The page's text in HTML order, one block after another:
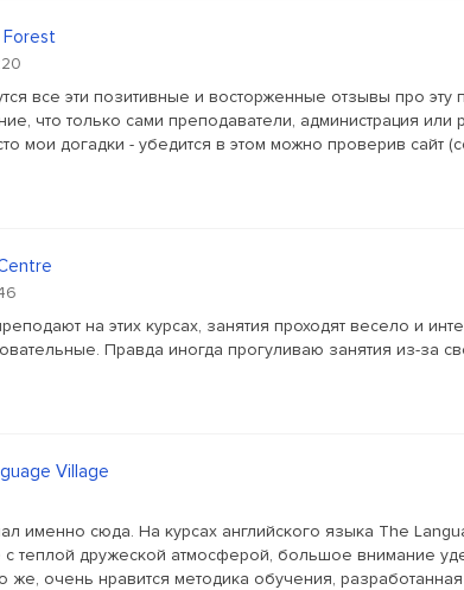
Forest
все эти позитивные и восторженные отзывы про эту
что только сами преподаватели, администрация или
мои догадки - убедится в этом можно проверив сайт
на этих курсах, занятия проходят весело и
Правда иногда прогуливаю занятия из-за
Village
именно сюда. На курсах английского языка Тhe
теплой дружеской атмосферой, большое внимание
же, очень нравится методика обучения,